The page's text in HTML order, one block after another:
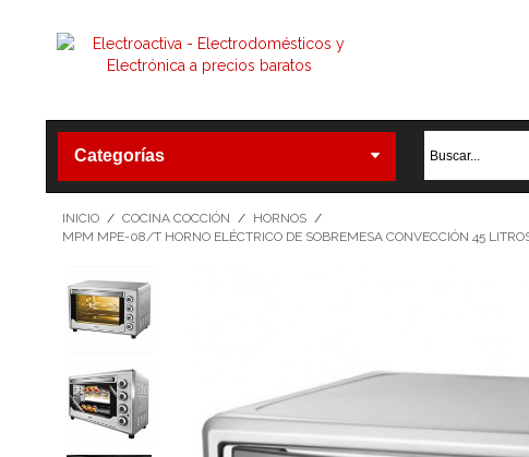
Categorías
INICIO / COCINA COCCIÓN / HORNOS /
MPM MPE-08/T HORNO ELÉCTRICO DE SOBREMESA CONVECCIÓN 45